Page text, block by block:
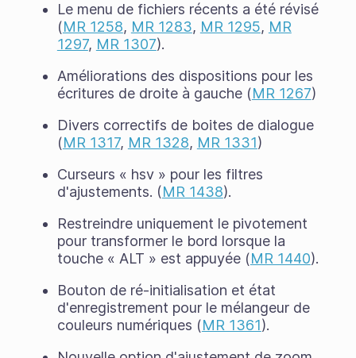
Le menu de fichiers récents a été révisé
(MR 1258, MR 1283, MR 1295, MR
1297, MR 1307).
Améliorations des dispositions pour les
écritures de droite à gauche (MR 1267)
Divers correctifs de boites de dialogue
(MR 1317, MR 1328, MR 1331)
Curseurs « hsv » pour les filtres
d'ajustements. (MR 1438).
Restreindre uniquement le pivotement
pour transformer le bord lorsque la
touche « ALT » est appuyée (MR 1440).
Bouton de ré-initialisation et état
d'enregistrement pour le mélangeur de
couleurs numériques (MR 1361).